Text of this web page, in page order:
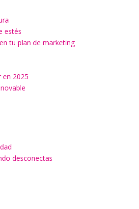
estés
tu plan de marketing
en 2025
desconectas